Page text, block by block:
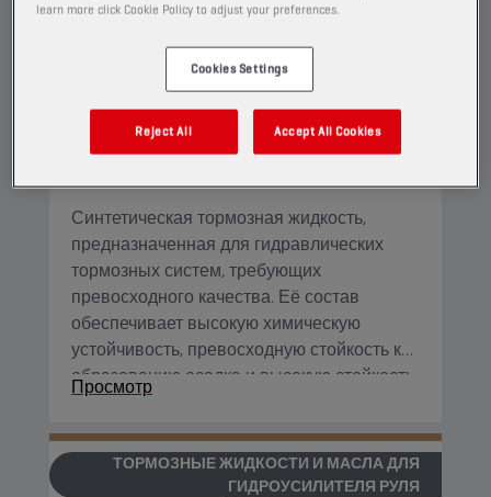
CHAMPIONBRAKE FLUID
DOT 5.1
Синтетическая тормозная жидкость,
предназначенная для гидравлических
тормозных систем, требующих
превосходного качества. Её состав
обеспечивает высокую химическую
устойчивость, превосходную стойкость к
образованию осадка и высокую стойкость
к окислению. Она может использоваться
со всеми материалами, которые обычно
применяются в тормозных системах.
Просмотр
ТОРМОЗНЫЕ ЖИДКОСТИ И МАСЛА ДЛЯ
ГИДРОУСИЛИТЕЛЯ РУЛЯ
learn more click Cookie Policy to adjust your preferences.
Cookies Settings
Reject All Accept All Cookies